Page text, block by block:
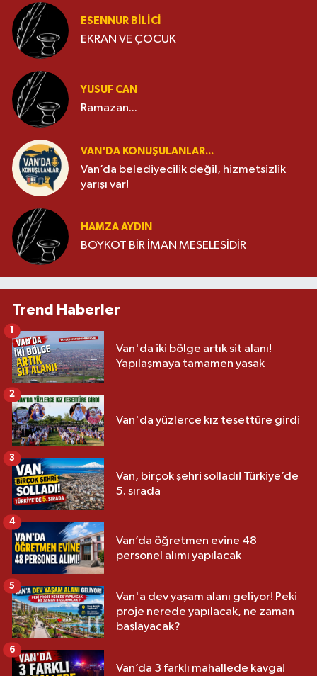
ESENNUR BİLİCİ
EKRAN VE ÇOCUK
YUSUF CAN
Ramazan...
VAN'DA KONUŞULANLAR...
Van’da belediyecilik değil, hizmetsizlik
yarışı var!
HAMZA AYDIN
BOYKOT BİR İMAN MESELESİDİR
Trend Haberler
Van'da iki bölge artık sit alanı!
Yapılaşmaya tamamen yasak
1
Van'da yüzlerce kız tesettüre girdi
2
Van, birçok şehri solladı! Türkiye’de
5. sırada
3
Van’da öğretmen evine 48
personel alımı yapılacak
4
Van'a dev yaşam alanı geliyor! Peki
proje nerede yapılacak, ne zaman
başlayacak?
5
Van’da 3 farklı mahallede kavga!
6